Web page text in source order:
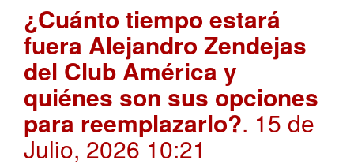
¿Cuánto tiempo estará
fuera Alejandro Zendejas
del Club América y
quiénes son sus opciones
para reemplazarlo?. 15 de
Julio, 2026 10:21